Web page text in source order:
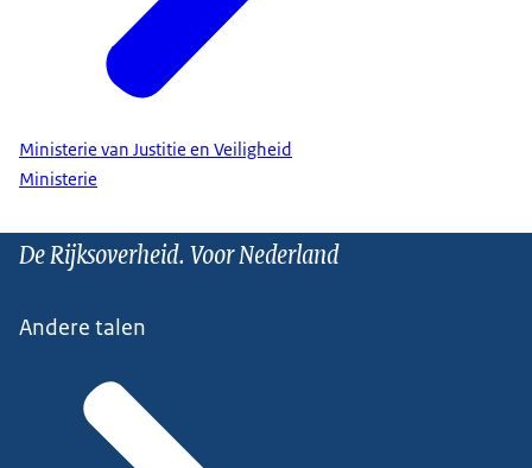
Ministerie van Justitie en Veiligheid
Ministerie
De Rijksoverheid. Voor Nederland
Andere talen